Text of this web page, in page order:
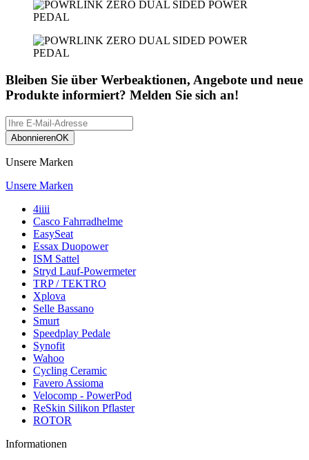
Bleiben Sie über Werbeaktionen, Angebote und neue
Produkte informiert? Melden Sie sich an!
AbonnierenOK
Unsere Marken
Unsere Marken
4iiii
Casco Fahrradhelme
EasySeat
Essax Duopower
ISM Sattel
Stryd Lauf-Powermeter
TRP / TEKTRO
Xplova
Selle Bassano
Smurt
Speedplay Pedale
Synofit
Wahoo
Cycling Ceramic
Favero Assioma
Velocomp - PowerPod
ReSkin Silikon Pflaster
ROTOR
Informationen